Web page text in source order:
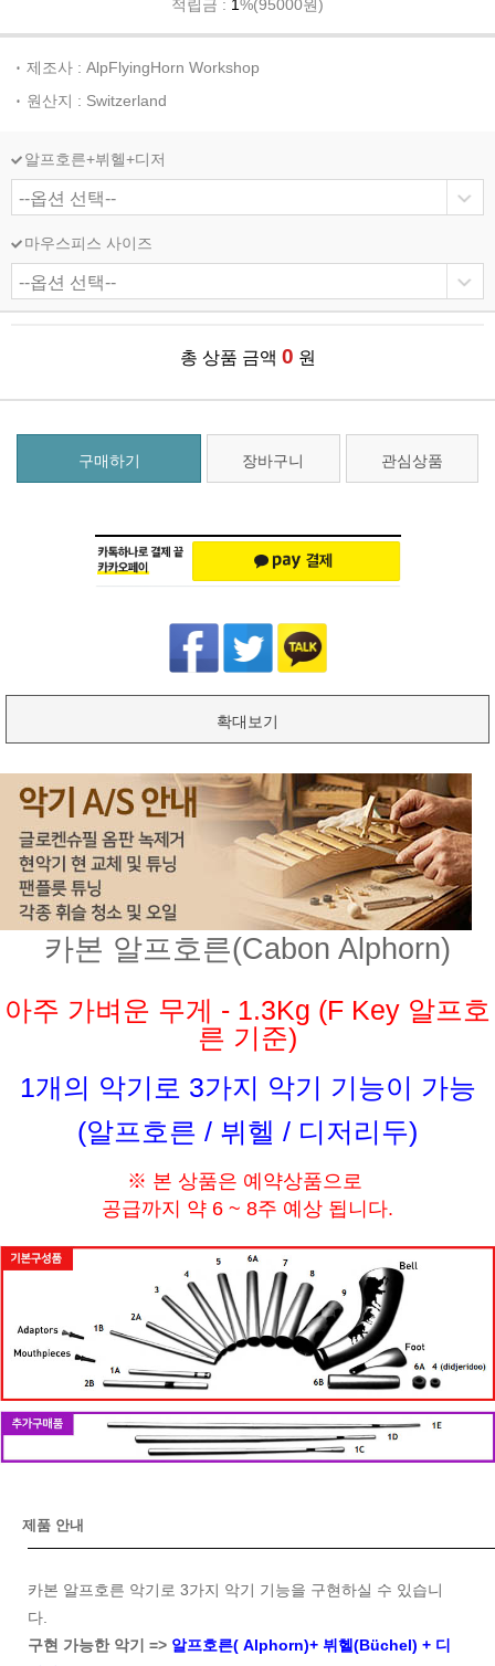
적립금 : 1%(95000원)
제조사 : AlpFlyingHorn Workshop
원산지 : Switzerland
알프호른+뷔헬+디저
마우스피스 사이즈
총 상품 금액 0 원
구매하기 장바구니 관심상품
확대보기
카본 알프호른(Cabon Alphorn)
아주 가벼운 무게 - 1.3Kg (F Key 알프호
른 기준)
1개의 악기로 3가지 악기 기능이 가능
(알프호른 / 뷔헬 / 디저리두)
※ 본 상품은 예약상품으로
공급까지 약 6 ~ 8주 예상 됩니다.
제품 안내
카본 알프호른 악기로 3가지 악기 기능을 구현하실 수 있습니
다.
구현 가능한 악기 => 알프호른( Alphorn)+ 뷔헬(Büchel) + 디